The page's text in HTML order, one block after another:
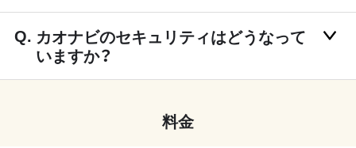
カオナビのセキュリティはどうなって
いますか？
料金